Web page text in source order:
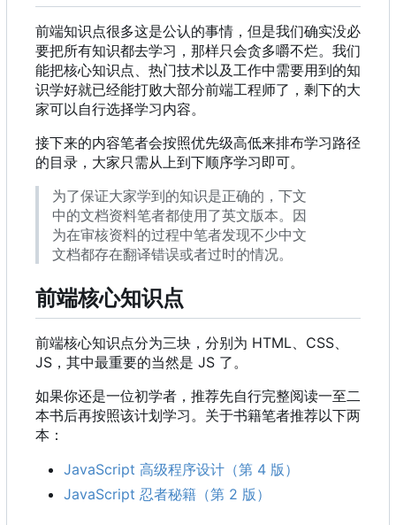
前端知识点很多这是公认的事情，但是我们确实没必
要把所有知识都去学习，那样只会贪多嚼不烂。我们
能把核心知识点、热门技术以及工作中需要用到的知
识学好就已经能打败大部分前端工程师了，剩下的大
家可以自行选择学习内容。
接下来的内容笔者会按照优先级高低来排布学习路径
的目录，大家只需从上到下顺序学习即可。
为了保证大家学到的知识是正确的，下文
中的文档资料笔者都使用了英文版本。因
为在审核资料的过程中笔者发现不少中文
文档都存在翻译错误或者过时的情况。
前端核心知识点
前端核心知识点分为三块，分别为 HTML、CSS、
JS ， 其中最重要的当然是 JS 了。
如果你还是一位初学者，推荐先自行完整阅读一至二
本书后再按照该计划学习。关于书籍笔者推荐以下两
本：
JavaScript 高级程序设计（第 4 版）
JavaScript 忍者秘籍（第 2 版）